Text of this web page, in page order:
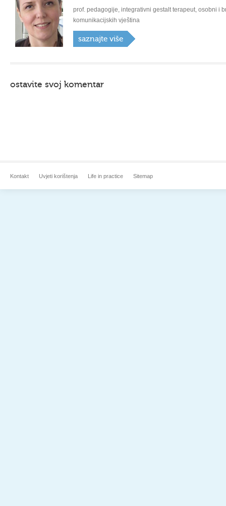
prof. pedagogije, integrativni gestalt terapeut, osobni i
komunikacijskih vještina
saznajte više
ostavite svoj komentar
Kontakt Uvjeti korištenja Life in practice Sitemap